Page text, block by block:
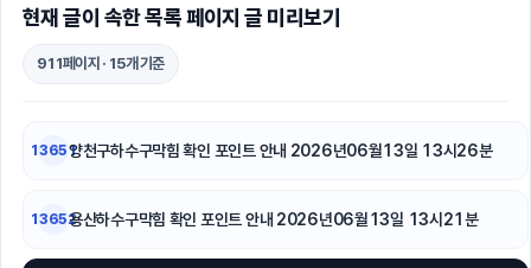
부산휴대폰성지
현재 글이 속한 목록 페이지 글 미리보기
911페이지 · 15개 기준
13651양천구하수구막힘 확인 포인트 안내 2026년06월13일 13시26분
13652용산하수구막힘 확인 포인트 안내 2026년06월13일 13시21분